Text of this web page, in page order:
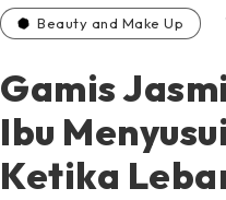
Beauty and Make Up
Gamis
Ibu
Ketika